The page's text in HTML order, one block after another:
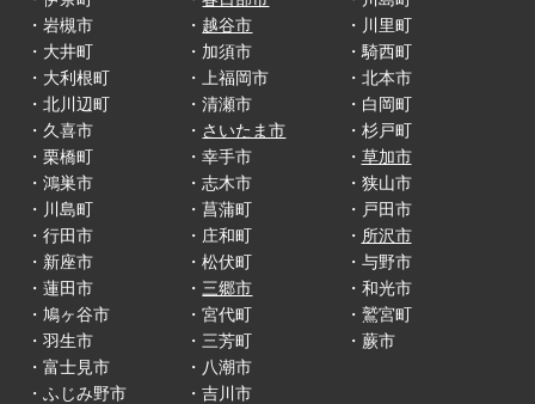
・岩槻市
・大井町
・大利根町
・ 越谷市
・加須市
・上福岡市
・川里町
・騎西町
・北本市
・北川辺町
・久喜市
・栗橋町
・鴻巣市
・川島町
・行田市
・清瀬市
・ さいたま市
・幸手市
・志木市
・菖蒲町
・庄和町
・白岡町
・杉戸町
・ 草加市
・狭山市
・戸田市
・ 所沢市
・新座市
・蓮田市
・鳩ヶ谷市
・羽生市
・富士見市
・ふじみ野市
・松伏町
・ 三郷市
・宮代町
・三芳町
・八潮市
・吉川市
・与野市
・和光市
・鷲宮町
・蕨市